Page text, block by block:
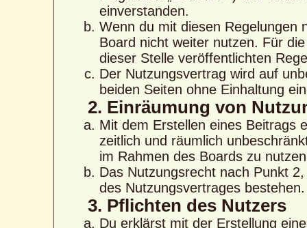
einverstanden.
Wenn du mit diesen Regelungen
Board nicht weiter nutzen. Für
dieser Stelle veröffentlichten
Der Nutzungsvertrag wird auf
beiden Seiten ohne Einhaltung
2. Einräumung von
Mit dem Erstellen eines Beitrags
zeitlich und räumlich
im Rahmen des Boards zu
Das Nutzungsrecht nach Punkt
des Nutzungsvertrages bestehen.
3. Pflichten des Nutzers
Du erklärst mit der Erstellung